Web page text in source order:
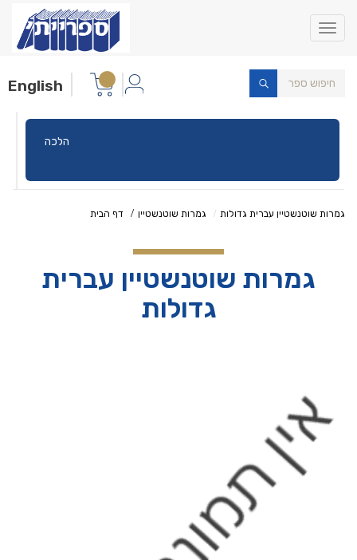
Toggle
navigation
English
הלכה
דף הבית גמרות שוטנשטיין גמרות שוטנשטיין עברית גדולות
גמרות שוטנשטיין עברית
גדולות